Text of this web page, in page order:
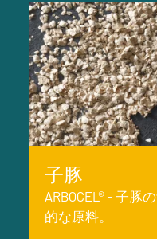
子豚
ARBOCEL® - 子豚
的な原料。